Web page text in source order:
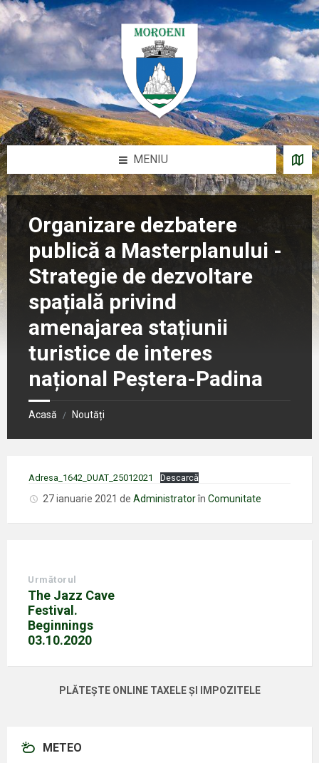
Sari
la
conținut
Salt
la
bara
laterală
stângă
Salt
la
bara
laterală
dreaptă
Salt
la
subsol
MENIU
Organizare dezbatere
publică a Masterplanului -
Strategie de dezvoltare
spațială privind
amenajarea stațiunii
turistice de interes
național Peștera-Padina
Acasă / Noutăți
Adresa_1642_DUAT_25012021 Descarcă
27 ianuarie 2021 de Administratorîn Comunitate
Următorul
The Jazz Cave
Festival.
Beginnings
03.10.2020
PLĂTEȘTE ONLINE TAXELE ȘI IMPOZITELE
METEO